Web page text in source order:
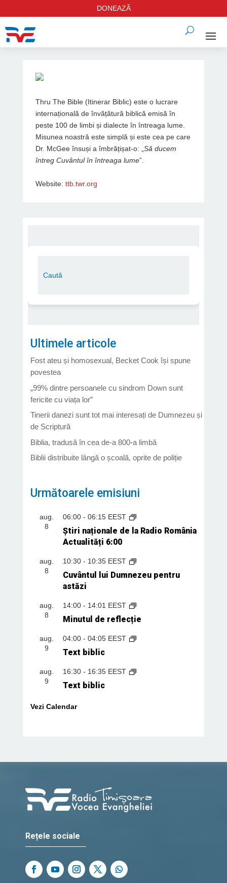
DONEAZĂ
Thru The Bible (Itinerar Biblic) este o lucrare
internațională de învățătură biblică emisă în
peste 100 de limbi și dialecte în întreaga lume.
Misunea noastră este simplă și este cea pe care
Dr. McGee însuși a îmbrățișat-o: „ Să ducem
întreg Cuvântul în întreaga lume”.
Website: ttb.twr.org
Ultimele articole
Fost ateu și homosexual, Becket Cook își spune
povestea
„99% dintre persoanele cu sindrom Down sunt
fericite cu viața lor”
Tinerii danezi sunt tot mai interesați de Dumnezeu și
de Scriptură
Biblia, tradusă în cea de-a 800-a limbă
Biblii distribuite lângă o școală, oprite de poliție
Următoarele emisiuni
aug.
8
06:00- 06:15 EEST
Știri naționale de la Radio România
Actualități 6:00
aug.
8
10:30- 10:35 EEST
Cuvântul lui Dumnezeu pentru
astăzi
aug.
8
14:00- 14:01 EEST
Minutul de reflecție
aug.
9
04:00- 04:05 EEST
Text biblic
aug.
9
16:30- 16:35 EEST
Text biblic
Vezi Calendar
Rețele sociale